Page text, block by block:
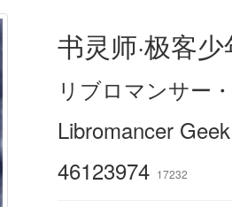
书灵师·极客少
リブロマンサー
Libromancer
46123974 17232